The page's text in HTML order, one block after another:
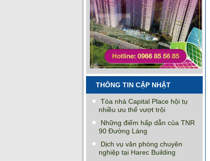
THÔNG TIN CẬP NHẬT
Tòa nhà Capital Place hội tụ
nhiều ưu thế vượt trội
Những điểm hấp dẫn của TNR
90 Đường Láng
Dịch vụ văn phòng chuyên
nghiệp tại Harec Building